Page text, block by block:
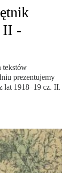
II -
tekstów
prezentujemy
lat 1918–19 cz. II.